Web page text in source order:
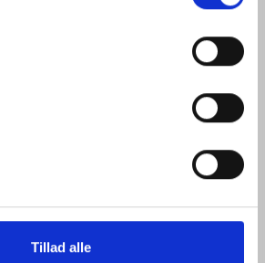
Tillad alle